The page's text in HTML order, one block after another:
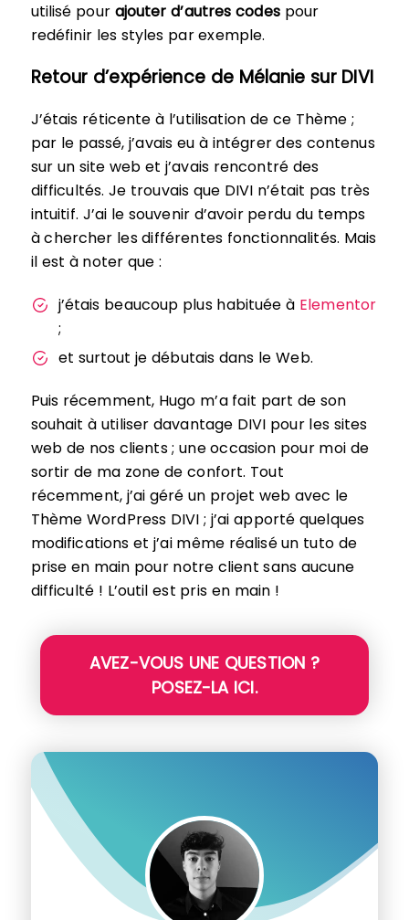
utilisé pourajouter d’autres codespour
redéfinir les styles par exemple.
Retour d’expérience de Mélanie sur DIVI
J’étais réticente à l’utilisation de ce Thème ;
par le passé, j’avais eu à intégrer des contenus
sur un site web et j’avais rencontré des
difficultés. Je trouvais que DIVI n’était pas très
intuitif. J’ai le souvenir d’avoir perdu du temps
à chercher les différentes fonctionnalités. Mais
il est à noter que :
j’étais beaucoup plus habituée à Elementor
;
et surtout je débutais dans le Web.
Puis récemment, Hugo m’a fait part de son
souhait à utiliser davantage DIVI pour les sites
web de nos clients ; une occasion pour moi de
sortir de ma zone de confort. Tout
récemment, j’ai géré un projet web avec le
Thème WordPress DIVI ; j’ai apporté quelques
modifications et j’ai même réalisé un tuto de
prise en main pour notre client sans aucune
difficulté ! L’outil est pris en main !
AVEZ-VOUS UNE QUESTION ?
POSEZ-LA ICI.